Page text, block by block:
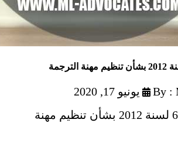
By :
يونيو 17, 2020
القانون الاتحادي 6 لسنة 2012 بشأن تنظيم مهنة